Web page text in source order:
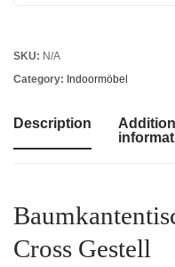
SKU: N/A
Category: Indoormöbel
Description
Cross Gestell